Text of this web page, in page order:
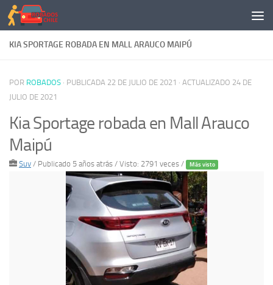
Saltar al contenido
KIA SPORTAGE ROBADA EN MALL ARAUCO MAIPÚ
POR ROBADOS · PUBLICADA 22 DE JULIO DE 2021 · ACTUALIZADO 24 DE
JULIO DE 2021
Kia Sportage robada en Mall Arauco
Maipú
Suv / Publicado 5 años atrás / Visto: 2791 veces / Más visto